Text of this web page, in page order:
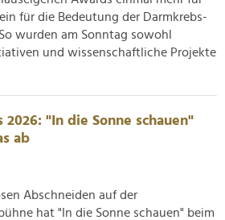
für die Bedeutung der Darmkrebs-
wurden am Sonntag sowohl
und wissenschaftliche Projekte
2026: "In die Sonne schauen"
ab
Abschneiden auf der
hat "In die Sonne schauen" beim